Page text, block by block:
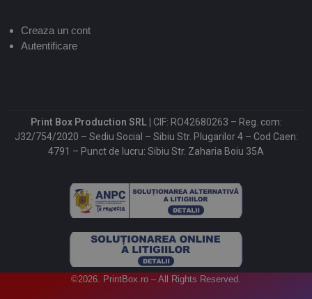
Creaza un cont
Autentificare
Print Box Production SRL | CIF: RO42680263 – Reg. com:
J32/754/2020 – Sediu Social – Sibiu Str. Plugarilor 4 – Cod Caen:
4791 – Punct de lucru: Sibiu Str. Zaharia Boiu 35A
©2026. PrintBox.ro – All Rights Reserved.